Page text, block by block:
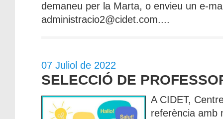
demaneu per la Marta, o envieu un e-
administracio2@cidet.com....
07 Juliol de 2022
SELECCIÓ DE
A CIDET,
referència amb